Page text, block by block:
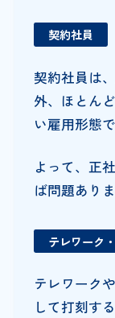
契約社員
契約社員は
外、ほとん
い雇用形態で
よって、正
ば問題ありま
テレワーク
テレワーク
して打刻す